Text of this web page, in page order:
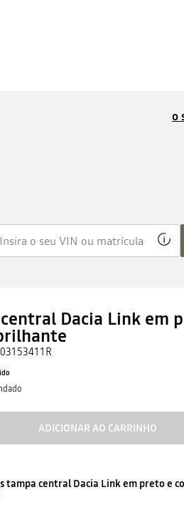
o
Dacia Link em
ADICIONAR AO CARRINHO
tampa central Dacia Link em preto e